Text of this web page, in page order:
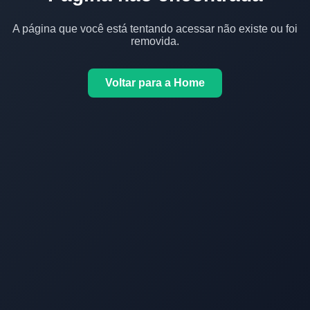
A página que você está tentando acessar não existe ou foi
removida.
Voltar para a Home